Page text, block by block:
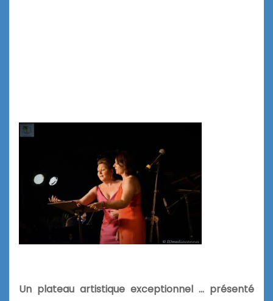
Un plateau artistique exceptionnel … présenté